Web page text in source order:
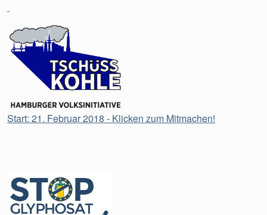
Start: 21. Februar 2018 - Klicken zum Mitmachen!